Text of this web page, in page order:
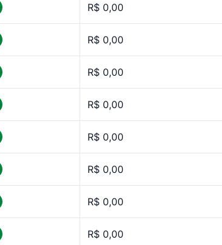
R$ 0,00
R$ 0,00
R$ 0,00
R$ 0,00
R$ 0,00
R$ 0,00
R$ 0,00
R$ 0,00